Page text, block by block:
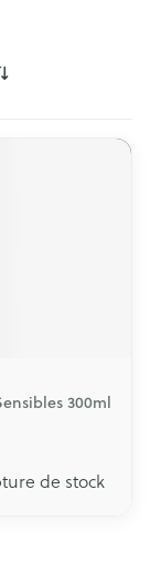
300ml
de stock